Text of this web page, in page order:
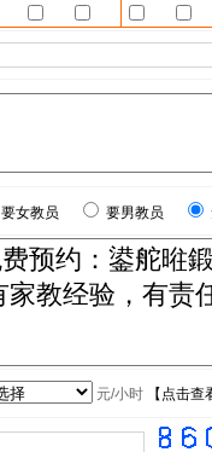
要女教员 要男教员
元/小时【 点击查